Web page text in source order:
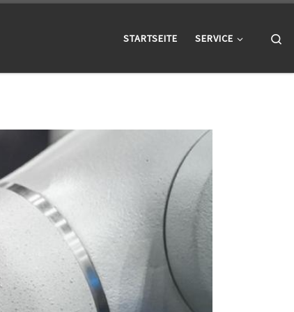
STARTSEITE SERVICE